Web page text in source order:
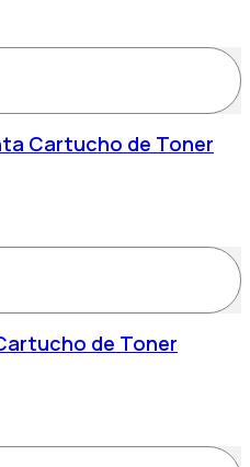
Cartucho de Toner
de Toner